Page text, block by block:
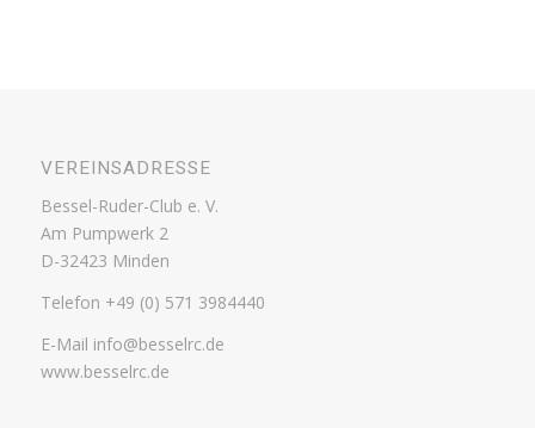
VEREINSADRESSE
Bessel-Ruder-Club e. V.
Am Pumpwerk 2
D-32423 Minden
Telefon +49 (0) 571 3984440
E-Mail info@besselrc.de
www.besselrc.de